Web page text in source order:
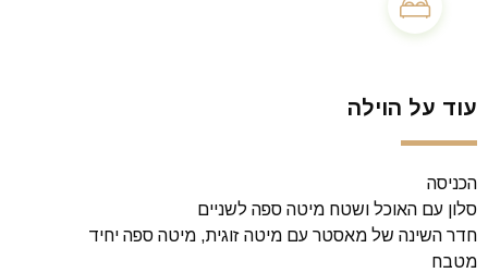
עוד על הוילה
הכניסה
סלון עם האוכל ושטח מיטה ספה לשניים
חדר השינה של מאסטר עם מיטה זוגית, מיטה ספה יחיד
מטבח